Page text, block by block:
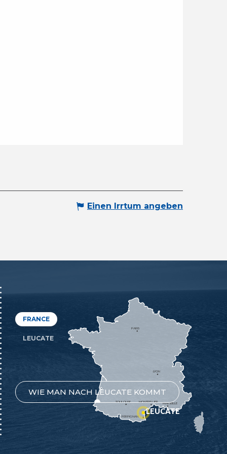
Einen Irrtum angeben
FRANCE
LEUCATE
WIE MAN NACH LEUCATE KOMMT
MONTPELLIER
PERPIGNAN
MARSEILLE
TOULOUSE
LYON
PARIS
LEUCATE